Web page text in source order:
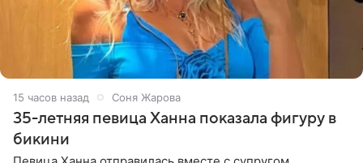
15 часов назад Соня Жарова
35-летняя певица Ханна показала фигуру в
бикини